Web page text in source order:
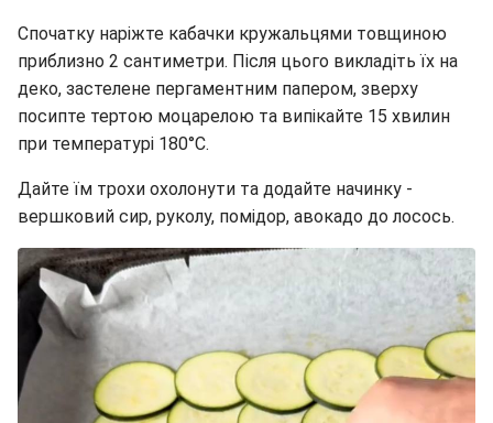
Спочатку наріжте кабачки кружальцями товщиною
приблизно 2 сантиметри. Після цього викладіть їх на
деко, застелене пергаментним папером, зверху
посипте тертою моцарелою та випікайте 15 хвилин
при температурі 180°C.
Дайте їм трохи охолонути та додайте начинку -
вершковий сир, руколу, помідор, авокадо до лосось.